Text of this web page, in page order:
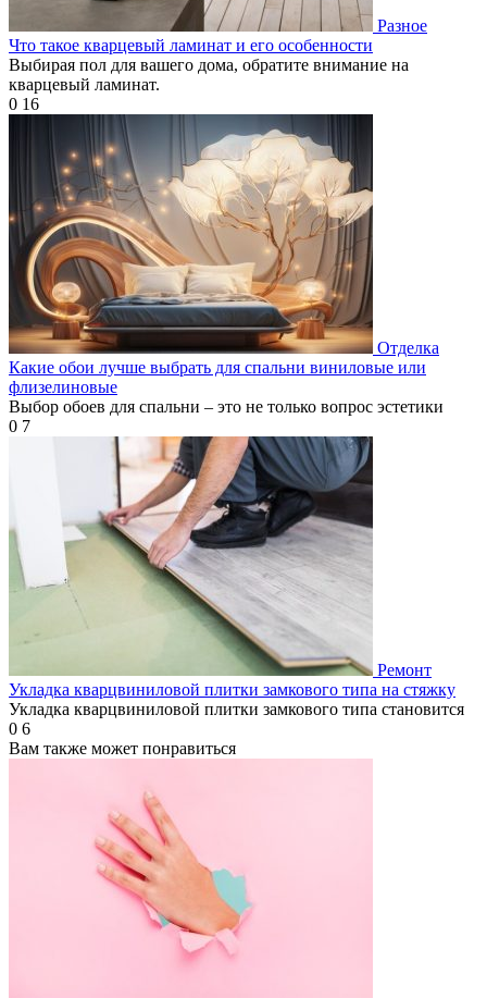
Разное
Что такое кварцевый ламинат и его особенности
Выбирая пол для вашего дома, обратите внимание на
кварцевый ламинат.
0 16
Отделка
Какие обои лучше выбрать для спальни виниловые или
флизелиновые
Выбор обоев для спальни – это не только вопрос эстетики
0 7
Ремонт
Укладка кварцвиниловой плитки замкового типа на стяжку
Укладка кварцвиниловой плитки замкового типа становится
0 6
Вам также может понравиться